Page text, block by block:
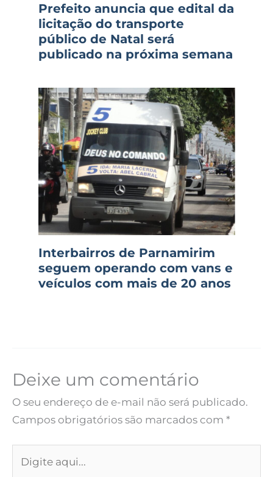
Prefeito anuncia que edital da
licitação do transporte
público de Natal será
publicado na próxima semana
Interbairros de Parnamirim
seguem operando com vans e
veículos com mais de 20 anos
Deixe um comentário
O seu endereço de e-mail não será publicado.
Campos obrigatórios são marcados com *
aqui...